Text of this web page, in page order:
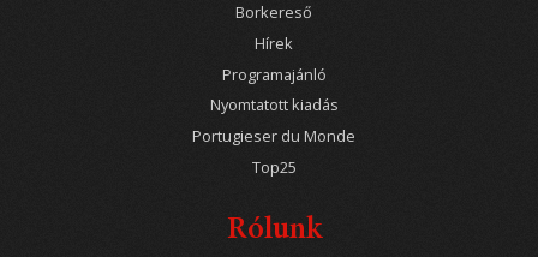
Borkereső
Hírek
Programajánló
Nyomtatott kiadás
Portugieser du Monde
Top25
Rólunk